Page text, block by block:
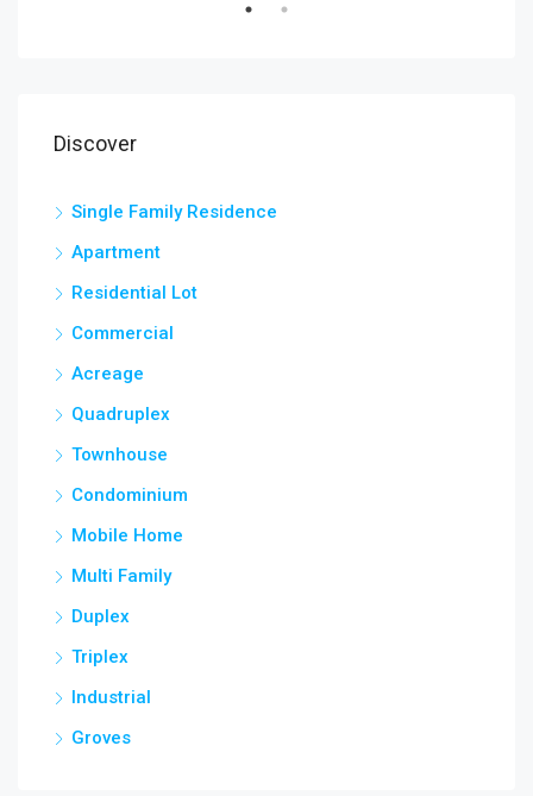
Discover
Single Family Residence
Apartment
Residential Lot
Commercial
Acreage
Quadruplex
Townhouse
Condominium
Mobile Home
Multi Family
Duplex
Triplex
Industrial
Groves